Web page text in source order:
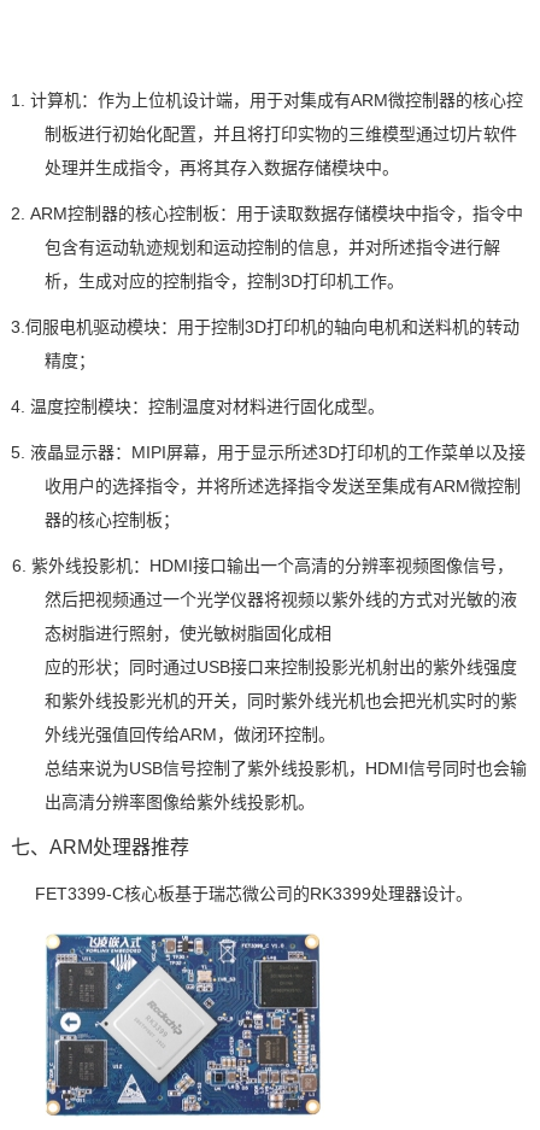
1. 计算机： 作为 上位机设计端，用于对集成有ARM微控制器的核心控
制板进行初始化配置，并且将打印实物的三维模型通过切片软件
处理并生成指令，再将其存入数据存储模块中。
2. ARM控制器的核心控制板： 用于读取数据存储模块中指令，指令中
包含有运动轨迹规划和运动控制的信息，并对所述指令进行解
析，生成对应的控制指令，控制3D打印机工作。
3.伺服电机驱动模块： 用于控制3D打印机的轴向电机和送料机的转动
精度；
4. 温度控制模块： 控制温度对材料进行固化成型。
5. 液晶显示器： MIPI屏幕，用于显示所述3D打印机的工作菜单以及接
收用户的选择指令，并将所述选择指令发送至集成有ARM微控制
器的核心控制板；
6.紫外线投影机： HDMI接口输出一个高清的分辨率视频图像信号，
然后把视频通过一个光学仪器将视频以紫外线的方式对光敏的液
态树脂进行照射，使光敏树脂固化成相
应的形状；同时通过USB接口来控制投影光机射出的紫外线强度
和紫外线投影光机的开关，同时紫外线光机也会把光机实时的紫
外线光强值回传给ARM，做闭环控制。
总结来说为USB信号控制了紫外线投影机，HDMI信号同时也会输
出高清分辨率图像给紫外线投影机。
七、ARM处理器推荐
FET3399-C核心板基于瑞芯微公司的RK3399处理器设计。